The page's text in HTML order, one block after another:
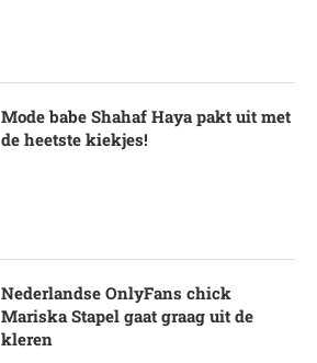
Mode babe Shahaf Haya pakt uit met
de heetste kiekjes!
Nederlandse OnlyFans chick
Mariska Stapel gaat graag uit de
kleren